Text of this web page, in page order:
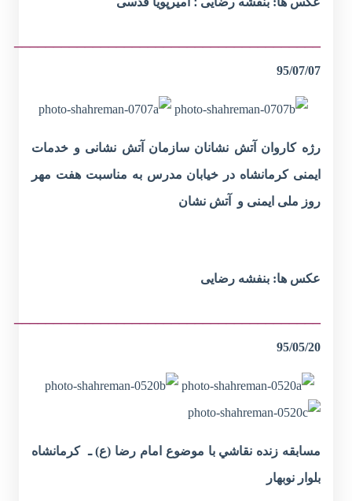
95/07/07
رژه کاروان آتش نشانان سازمان آتش نشانی و خدمات
ایمنی کرمانشاه در خیابان مدرس به مناسبت هفت مهر
روز ملی ایمنی و آتش نشان
عکس ها: بنفشه رضایی
95/05/20
مسابقه زنده نقاشي با موضوع امام رضا (ع) ـ كرمانشاه
بلوار نوبهار